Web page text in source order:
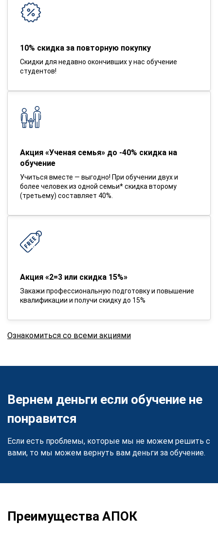
10% скидка за повторную покупку
Скидки для недавно окончивших у нас обучение
студентов!
Акция «Ученая семья» до -40% скидка на
обучение
Учиться вместе — выгодно! При обучении двух и
более человек из одной семьи* скидка второму
(третьему) составляет 40%.
Акция «2=3 или скидка 15%»
Закажи профессиональную подготовку и повышение
квалификации и получи скидку до 15%
Ознакомиться со всеми акциями
Вернем деньги если обучение не
понравится
Если есть проблемы, которые мы не можем решить с
вами, то мы можем вернуть вам деньги за обучение.
Преимущества АПОК